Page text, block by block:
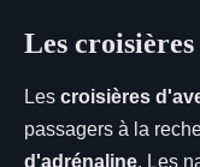
Les
Les croisières
passagers à la
d'adrénaline. Les